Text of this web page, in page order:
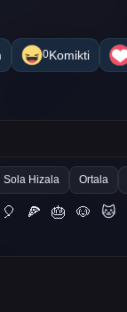
0Komikti
Sola Hizala Ortala
🎈 🍕 🎂 🐶 🐱